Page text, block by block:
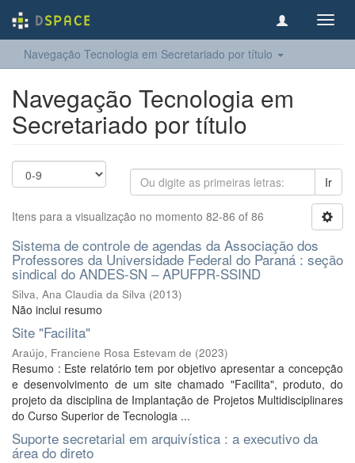
Navegação Tecnologia em Secretariado por título
Navegação Tecnologia em
Secretariado por título
Ir
Itens para a visualização no momento 82-86 of 86
Sistema de controle de agendas da Associação dos
Professores da Universidade Federal do Paraná : seção
sindical do ANDES-SN – APUFPR-SSIND
Silva, Ana Claudia da Silva (2013)
Não inclui resumo
Site "Facilita"
Araújo, Franciene Rosa Estevam de (2023)
Resumo : Este relatório tem por objetivo apresentar a concepção
e desenvolvimento de um site chamado "Facilita", produto, do
projeto da disciplina de Implantação de Projetos Multidisciplinares
do Curso Superior de Tecnologia ...
Suporte secretarial em arquivística : a executivo da
área do direto